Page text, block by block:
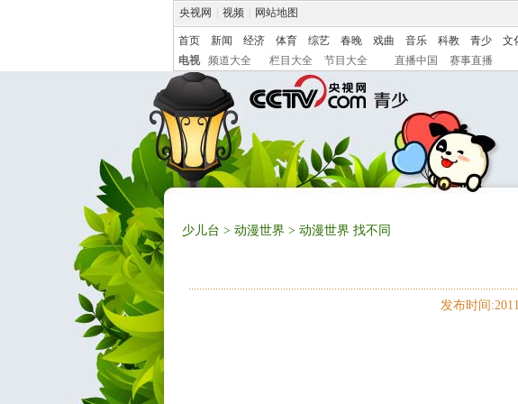
央视网 视频 网站地图
首页 新闻 经济 体育 综艺 春晚 戏曲 音乐 科教 青少 文
电视
频道大全 栏目大全 节目大全 直播中国 赛事直播
少儿台 > 动漫世界 > 动漫世界 找不同
发布时间